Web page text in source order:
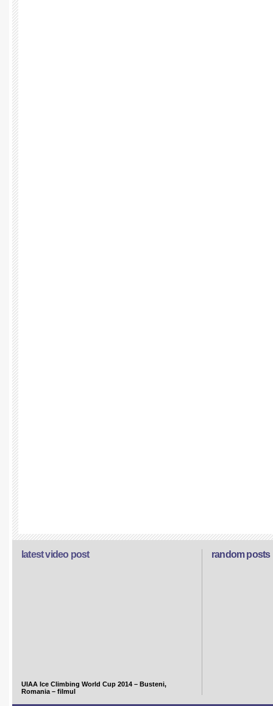
random posts
latest video post
UIAA Ice Climbing World Cup 2014 – Busteni,
Romania – filmul